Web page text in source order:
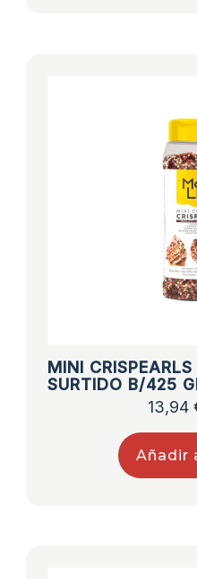
MINI
SURTIDO B/425
13,94
Añadir